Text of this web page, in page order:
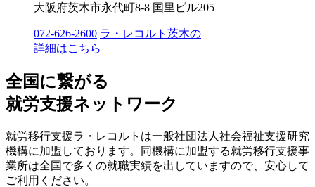
大阪府茨木市永代町8-8 国里ビル205
072-626-2600 ラ・レコルト茨木の
詳細はこちら
全国に繋がる
就労支援ネットワーク
就労移行支援ラ・レコルトは一般社団法人社会福祉支援研究
機構に加盟しております。同機構に加盟する就労移行支援事
業所は全国で多くの就職実績を出していますので、安心して
ご利用ください。